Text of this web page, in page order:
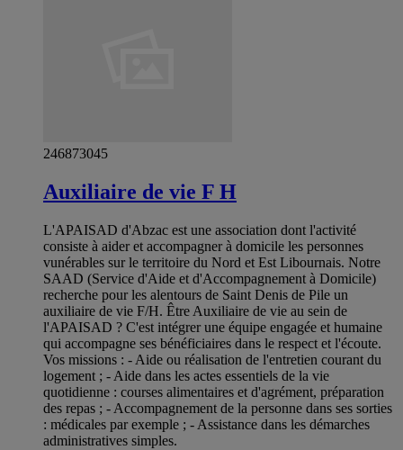
246873045
Auxiliaire de vie F H
L'APAISAD d'Abzac est une association dont l'activité
consiste à aider et accompagner à domicile les personnes
vunérables sur le territoire du Nord et Est Libournais. Notre
SAAD (Service d'Aide et d'Accompagnement à Domicile)
recherche pour les alentours de Saint Denis de Pile un
auxiliaire de vie F/H. Être Auxiliaire de vie au sein de
l'APAISAD ? C'est intégrer une équipe engagée et humaine
qui accompagne ses bénéficiaires dans le respect et l'écoute.
Vos missions : - Aide ou réalisation de l'entretien courant du
logement ; - Aide dans les actes essentiels de la vie
quotidienne : courses alimentaires et d'agrément, préparation
des repas ; - Accompagnement de la personne dans ses sorties
: médicales par exemple ; - Assistance dans les démarches
administratives simples.